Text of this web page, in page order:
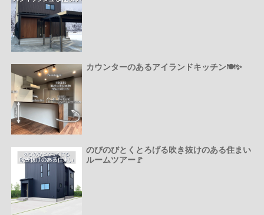
カウンターのあるアイランドキッチン🍽️✨
のびのびとくとろげる吹き抜けのある住まい
ルームツアー🚩